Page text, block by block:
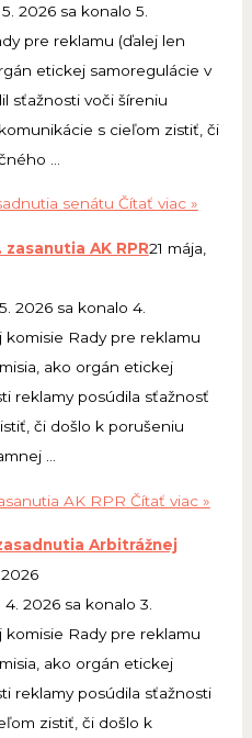
2026 sa konalo 5.
pre reklamu (ďalej len
etickej samoregulácie v
sťažnosti voči šíreniu
s cieľom zistiť, či
…
senátu Čítať viac »
AK RPR21 mája,
2026 sa konalo 4.
komisie Rady pre reklamu
ako orgán etickej
reklamy posúdila sťažnosť
či došlo k porušeniu
…
AK RPR Čítať viac »
Arbitrážnej
4. 2026 sa konalo 3.
komisie Rady pre reklamu
ako orgán etickej
reklamy posúdila sťažnosti
zistiť, či došlo k